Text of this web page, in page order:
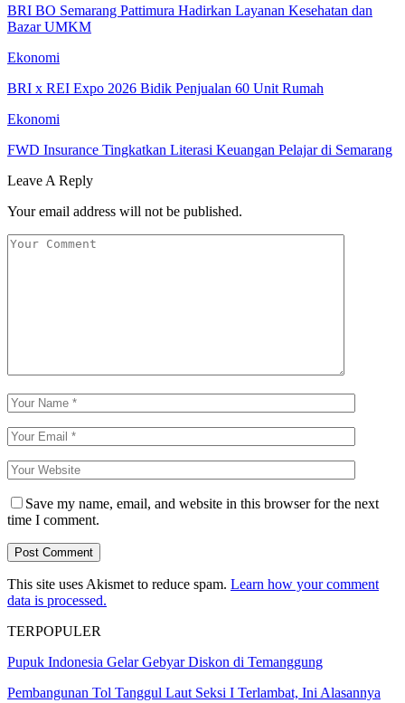
BRI BO Semarang Pattimura Hadirkan Layanan Kesehatan dan
Bazar UMKM
Ekonomi
BRI x REI Expo 2026 Bidik Penjualan 60 Unit Rumah
Ekonomi
FWD Insurance Tingkatkan Literasi Keuangan Pelajar di Semarang
Leave A Reply
Your email address will not be published.
Save my name, email, and website in this browser for the next
time I comment.
This site uses Akismet to reduce spam. Learn how your comment
data is processed.
TERPOPULER
Pupuk Indonesia Gelar Gebyar Diskon di Temanggung
Pembangunan Tol Tanggul Laut Seksi I Terlambat, Ini Alasannya